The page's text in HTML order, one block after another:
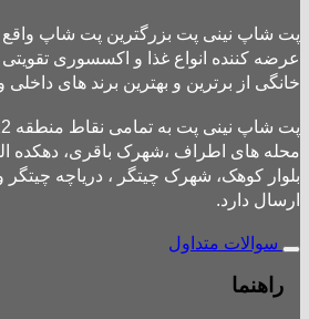
پت شاپ نینی پت بزرگترین پت شاپ واقع
عرضه کننده انواع غذا و اکسسوری تقویتی
خانگی از برترین و بهترین برند های
محله های اطراف ،شهرک باقری، دهکده
بلوار کوهک، شهرک چیتگر ، دریاچه چیتگر
ارسال دارد.
سوالات متداول
راهنما